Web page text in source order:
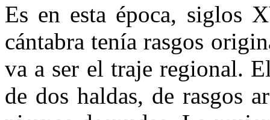
Es en esta época, siglos
cántabra tenía rasgos
va a ser el traje regional.
de dos haldas, de rasgos